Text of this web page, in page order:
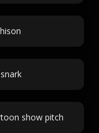
show pitch